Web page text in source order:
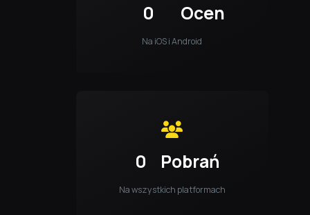
0 Ocen
Na iOS i Android
0 Pobrań
Na wszystkich platformach